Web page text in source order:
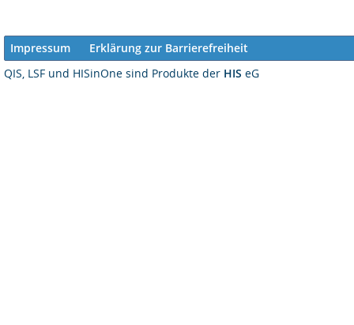
Impressum
Erklärung zur Barrierefreiheit
QIS, LSF und HISinOne sind Produkte der HIS eG